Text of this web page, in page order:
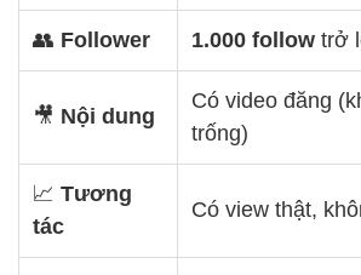
👥 Follower 1.000 follow trở
🎥 Nội dung
Có video đăng
trống)
📈Tương
tác
Có view thật,